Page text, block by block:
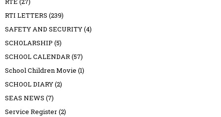
RTI LETTERS (239)
SAFETY AND SECURITY(4)
SCHOLARSHIP (5)
SCHOOL CALENDAR(57)
School Children Movie (1)
SCHOOL DIARY(2)
SEAS NEWS (7)
Service Register(2)